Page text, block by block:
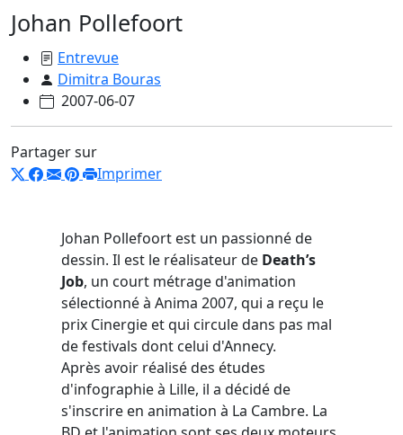
Johan Pollefoort
Entrevue
Dimitra Bouras
2007-06-07
Partager sur
Imprimer
Johan Pollefoort est un passionné de
dessin. Il est le réalisateur de Death’s
Job, un court métrage d'animation
sélectionné à Anima 2007, qui a reçu le
prix Cinergie et qui circule dans pas mal
de festivals dont celui d'Annecy.
Après avoir réalisé des études
d'infographie à Lille, il a décidé de
s'inscrire en animation à La Cambre. La